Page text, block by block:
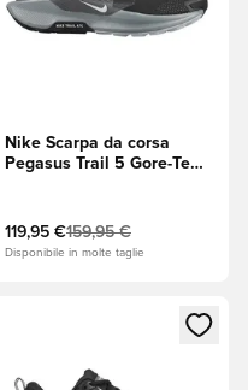
Nike Scarpa da corsa
Pegasus Trail 5 Gore-Tex -
119,95 €159,95 €
Disponibile in molte taglie
o registrarsi come
Apre una finestra modale